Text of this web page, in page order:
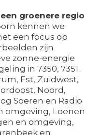
groenere regio
kennen we
een focus op
zijn
zonne-energie
in 7350, 7351.
Est, Zuidwest,
Noord,
Soeren en Radio
omgeving, Loenen
en omgeving,
en